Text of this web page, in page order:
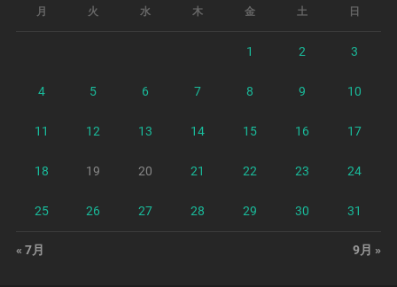
月 火 水 木 金 土 日
1 2 3
4 5 6 7 8 9 10
11 12 13 14 15 16 17
18 19 20 21 22 23 24
25 26 27 28 29 30 31
« 7月 9月 »